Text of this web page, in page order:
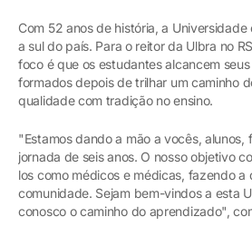
Com 52 anos de história, a
a sul do país. Para o reitor da Ulbra no
foco é que os estudantes alcancem
formados depois de trilhar um caminho
qualidade com tradição no ensino.
"Estamos dando a mão a vocês, alunos,
jornada de seis anos. O nosso objetivo
los como médicos e médicas, fazendo a
comunidade. Sejam bem-vindos a esta
conosco o caminho do aprendizado",